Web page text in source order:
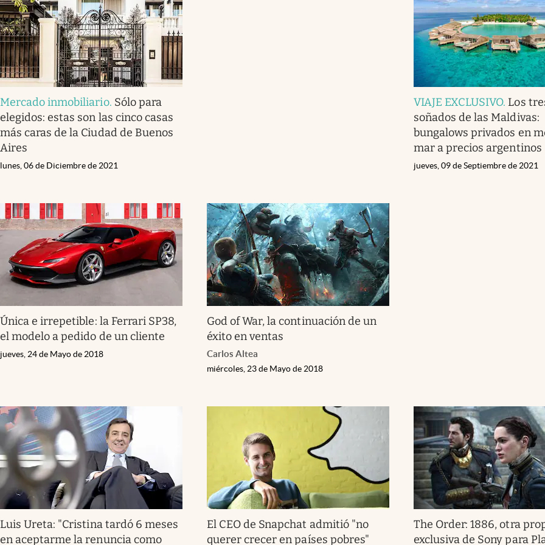
Mercado inmobiliario. Sólo para
elegidos: estas son las cinco casas
más caras de la Ciudad de Buenos
Aires
lunes, 06 de Diciembre de 2021
VIAJE EXCLUSIVO. Los
soñados de las Maldivas:
bungalows privados en
mar a precios argentinos
jueves, 09 de Septiembre de 2021
Única e irrepetible: la Ferrari SP38,
el modelo a pedido de un cliente
jueves, 24 de Mayo de 2018
God of War, la continuación de un
éxito en ventas
Carlos Altea
miércoles, 23 de Mayo de 2018
Luis Ureta: "Cristina tardó 6 meses
en aceptarme la renuncia como
El CEO de Snapchat admitió "no
querer crecer en países pobres"
The Order: 1886, otra
exclusiva de Sony para